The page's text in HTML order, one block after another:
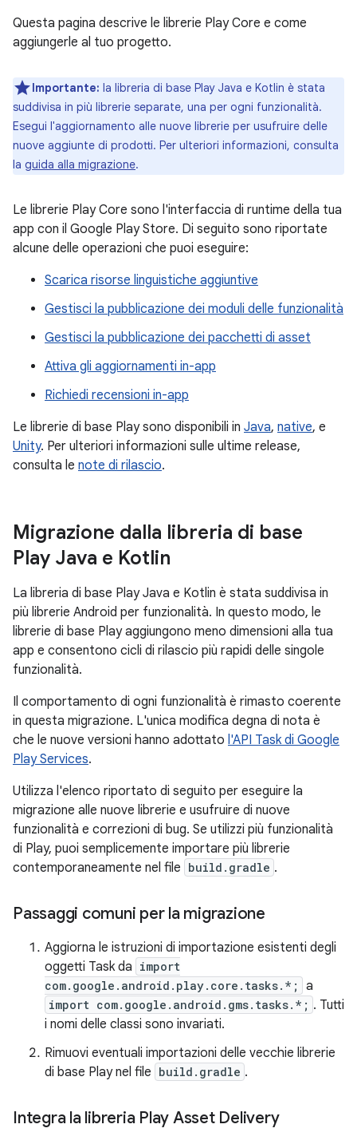
Questa pagina descrive le librerie Play Core e come
aggiungerle al tuo progetto.
Importante: la libreria di base Play Java e Kotlin è stata
suddivisa in più librerie separate, una per ogni funzionalità.
Esegui l'aggiornamento alle nuove librerie per usufruire delle
nuove aggiunte di prodotti. Per ulteriori informazioni, consulta
la guida alla migrazione.
Le librerie Play Core sono l'interfaccia di runtime della tua
app con il Google Play Store. Di seguito sono riportate
alcune delle operazioni che puoi eseguire:
Scarica risorse linguistiche aggiuntive
Gestisci la pubblicazione dei moduli delle funzionalità
Gestisci la pubblicazione dei pacchetti di asset
Attiva gli aggiornamenti in-app
Richiedi recensioni in-app
Le librerie di base Play sono disponibili in Java, native, e
Unity. Per ulteriori informazioni sulle ultime release,
consulta le note di rilascio.
Migrazione dalla libreria di base
Play Java e Kotlin
La libreria di base Play Java e Kotlin è stata suddivisa in
più librerie Android per funzionalità. In questo modo, le
librerie di base Play aggiungono meno dimensioni alla tua
app e consentono cicli di rilascio più rapidi delle singole
funzionalità.
Il comportamento di ogni funzionalità è rimasto coerente
in questa migrazione. L'unica modifica degna di nota è
che le nuove versioni hanno adottato l'API Task di Google
Play Services.
Utilizza l'elenco riportato di seguito per eseguire la
migrazione alle nuove librerie e usufruire di nuove
funzionalità e correzioni di bug. Se utilizzi più funzionalità
di Play, puoi semplicemente importare più librerie
contemporaneamente nel file build.gradle .
Passaggi comuni per la migrazione
Aggiorna le istruzioni di importazione esistenti degli
oggetti Task da import
com.google.android.play.core.tasks.*;
a
import com.google.android.gms.tasks.*; . Tutti
i nomi delle classi sono invariati.
Rimuovi eventuali importazioni delle vecchie librerie
di base Play nel file build.gradle .
Integra la libreria Play Asset Delivery